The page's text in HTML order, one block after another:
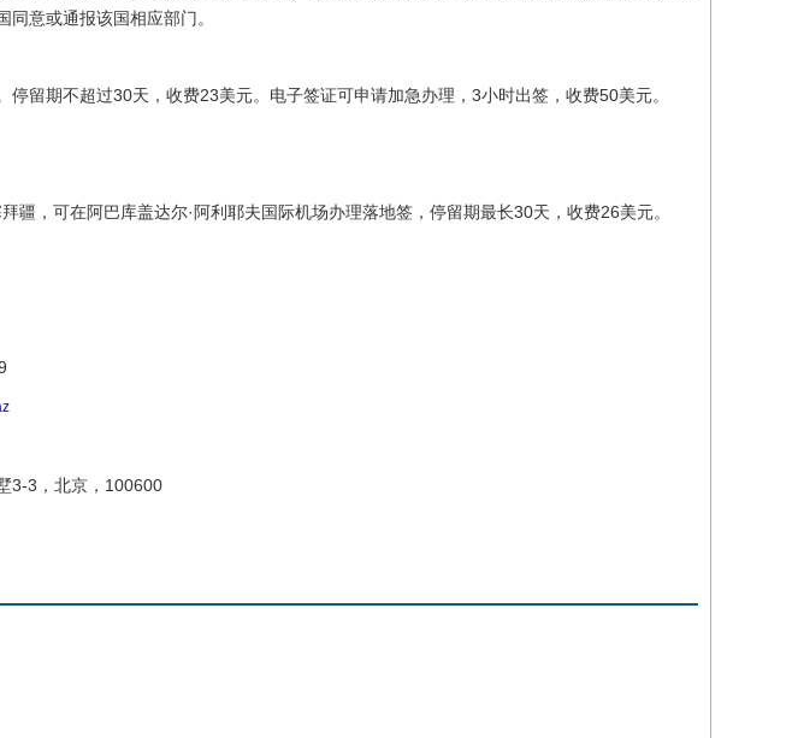
意或通报该国相应部门。
期不超过30天，收费23美元。电子签证可申请加急办理，3小时出签，收费50美元。
，可在阿巴库盖达尔·阿利耶夫国际机场办理落地签，停留期最长30天，收费26美元。
3-3，北京，100600